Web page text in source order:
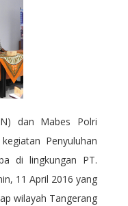
dan Mabes Polri
Penyuluhan
di lingkungan PT.
11 April 2016 yang
wilayah Tangerang